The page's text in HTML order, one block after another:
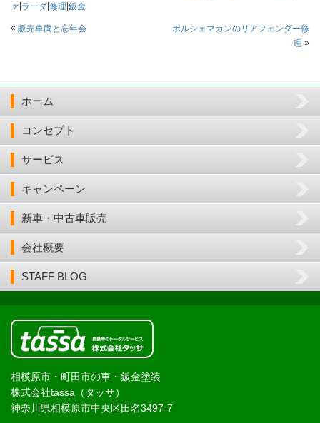
ァ ラーダ 修理 鈑金
« 販売車両と忘年会
ポルシェマカンのリアフェンダー修
理 »
ホーム
コンセプト
サービス
キャンペーン
新車・中古車販売
会社概要
STAFF BLOG
相模原市・町田市の車・鈑金塗装
株式会社tassa（タッサ）
神奈川県相模原市中央区田名3497-7